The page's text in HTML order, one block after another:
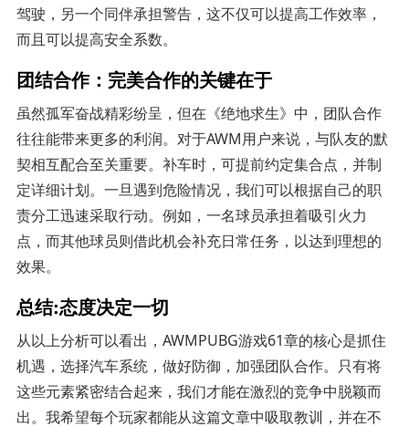
驾驶，另一个同伴承担警告，这不仅可以提高工作效率，
而且可以提高安全系数。
团结合作：完美合作的关键在于
虽然孤军奋战精彩纷呈，但在《绝地求生》中，团队合作
往往能带来更多的利润。对于AWM用户来说，与队友的默
契相互配合至关重要。补车时，可提前约定集合点，并制
定详细计划。一旦遇到危险情况，我们可以根据自己的职
责分工迅速采取行动。例如，一名球员承担着吸引火力
点，而其他球员则借此机会补充日常任务，以达到理想的
效果。
总结:态度决定一切
从以上分析可以看出，AWMPUBG游戏61章的核心是抓住
机遇，选择汽车系统，做好防御，加强团队合作。只有将
这些元素紧密结合起来，我们才能在激烈的竞争中脱颖而
出。我希望每个玩家都能从这篇文章中吸取教训，并在不